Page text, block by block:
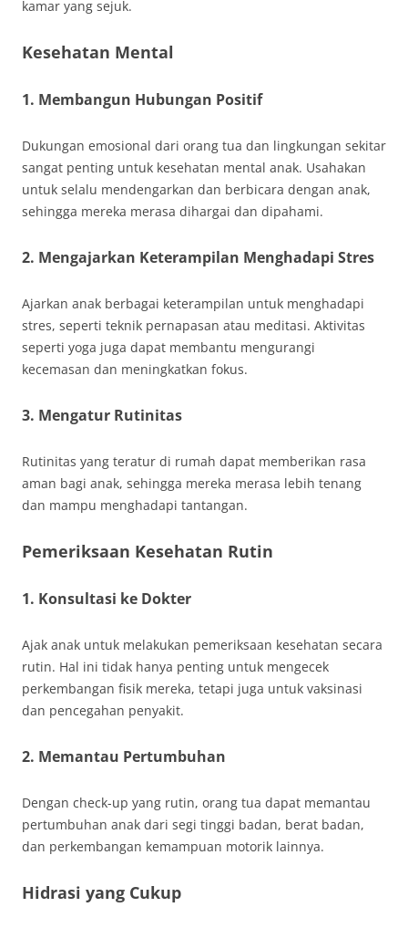
kamar yang sejuk.
Kesehatan Mental
1. Membangun Hubungan Positif
Dukungan emosional dari orang tua dan lingkungan sekitar
sangat penting untuk kesehatan mental anak. Usahakan
untuk selalu mendengarkan dan berbicara dengan anak,
sehingga mereka merasa dihargai dan dipahami.
2. Mengajarkan Keterampilan Menghadapi Stres
Ajarkan anak berbagai keterampilan untuk menghadapi
stres, seperti teknik pernapasan atau meditasi. Aktivitas
seperti yoga juga dapat membantu mengurangi
kecemasan dan meningkatkan fokus.
3. Mengatur Rutinitas
Rutinitas yang teratur di rumah dapat memberikan rasa
aman bagi anak, sehingga mereka merasa lebih tenang
dan mampu menghadapi tantangan.
Pemeriksaan Kesehatan Rutin
1. Konsultasi ke Dokter
Ajak anak untuk melakukan pemeriksaan kesehatan secara
rutin. Hal ini tidak hanya penting untuk mengecek
perkembangan fisik mereka, tetapi juga untuk vaksinasi
dan pencegahan penyakit.
2. Memantau Pertumbuhan
Dengan check-up yang rutin, orang tua dapat memantau
pertumbuhan anak dari segi tinggi badan, berat badan,
dan perkembangan kemampuan motorik lainnya.
Hidrasi yang Cukup